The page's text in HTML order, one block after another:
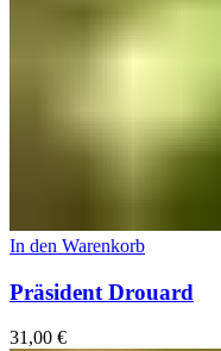
In den Warenkorb
Präsident Drouard
31,00 €